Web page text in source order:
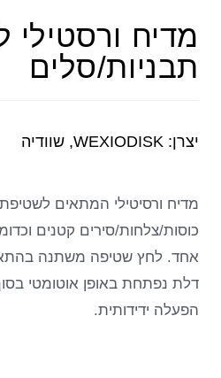
מדיח ורסטילי
תבניות/סלים
יצרן: WEXIODISK, שוודיה
מדיח ורסיטילי המתאים
כוסות/צלחות/סירים קטנים
אחד. לחץ שטיפה משתנה
דלת נפתחת באופן אוטומטי
הפעלה ידידותית.